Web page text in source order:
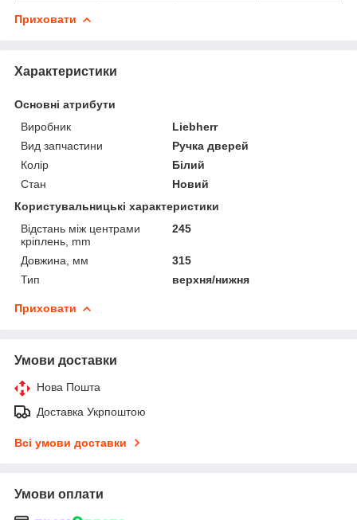
Приховати
Характеристики
Основні атрибути
Виробник
Liebherr
Вид запчастини
Ручка дверей
Колір
Білий
Стан
Новий
Користувальницькі характеристики
Відстань між центрами
кріплень, mm
245
Довжина, мм
315
Тип
верхня/нижня
Приховати
Умови доставки
Нова Пошта
Доставка Укрпоштою
Всі умови доставки
Умови оплати